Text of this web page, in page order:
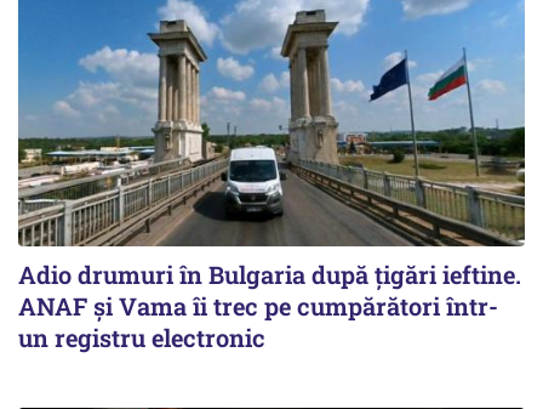
Adio drumuri în Bulgaria după țigări ieftine.
ANAF și Vama îi trec pe cumpărători într-
un registru electronic